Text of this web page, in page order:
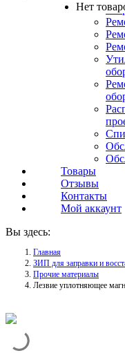
Нет
Товары
Отзывы
Контакты
Мой аккаунт
Вы здесь:
Главная
ЗИП для заправки и
Прочие материалы
Лезвие уплотняющее